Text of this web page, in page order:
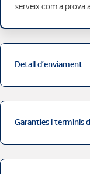
serveix com a prova
Detall d’enviament
Garanties i terminis